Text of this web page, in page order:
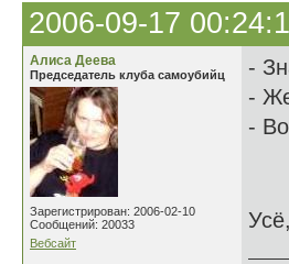
2006-09-17
Алиса Деева
Председатель клуба самоубийц
Зарегистрирован: 2006-02-10
Сообщений: 20033
Вебсайт
-
-
-